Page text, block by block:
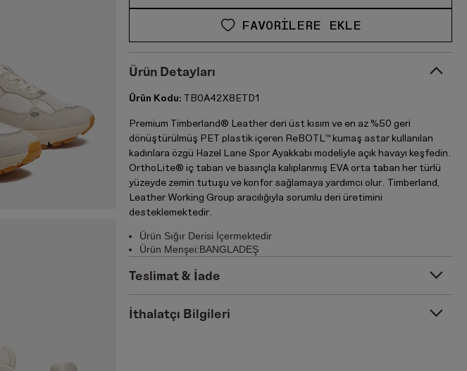
FAVORILERE EKLE
Ürün Detayları
Ürün Kodu: TB0A42X8ETD1
Premium Timberland® Leather deri üst kısım ve en az %50 geri
dönüştürülmüş PET plastik içeren ReBOTL™ kumaş astar kullanılan
kadınlara özgü Hazel Lane Spor Ayakkabı modeliyle açık havayı keşfedin.
OrthoLite® iç taban ve basınçla kalıplanmış EVA orta taban her türlü
yüzeyde zemin tutuşu ve konfor sağlamaya yardımcı olur. Timberland,
Leather Working Group aracılığıyla sorumlu deri üretimini
desteklemektedir.
Ürün Sığır Derisi İçermektedir
Ürün Menşei:BANGLADEŞ
Teslimat & İade
İthalatçı Bilgileri